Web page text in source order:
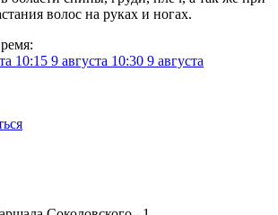
волос на руках и ногах.
10:15 9 августа 10:30 9 августа